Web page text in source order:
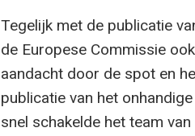
Tegelijk met de publicatie
de Europese Commissie
aandacht door de spot en
publicatie van het
snel schakelde het team